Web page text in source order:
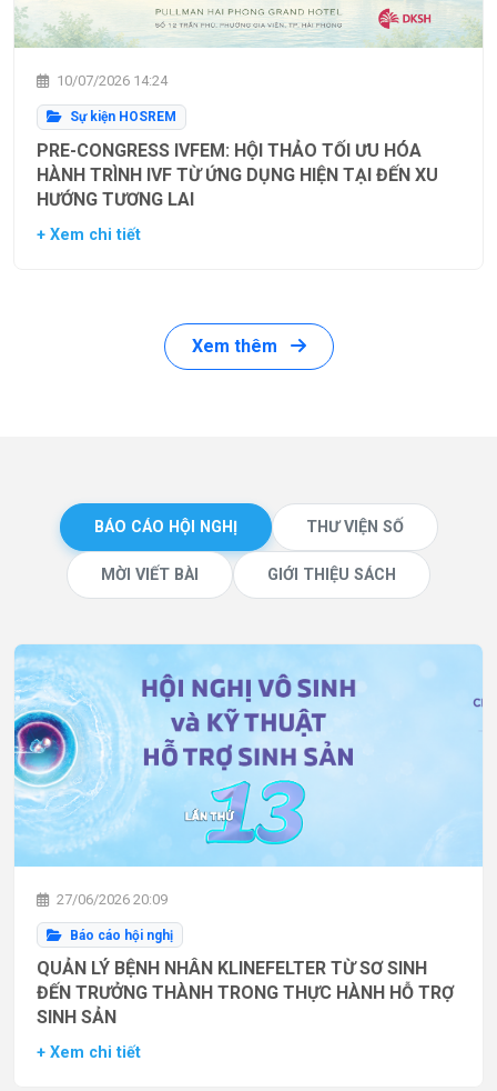
10/07/2026 14:24
Sự kiện HOSREM
PRE-CONGRESS IVFEM: HỘI THẢO TỐI ƯU HÓA
HÀNH TRÌNH IVF TỪ ỨNG DỤNG HIỆN TẠI ĐẾN XU
HƯỚNG TƯƠNG LAI
+ Xem chi tiết
Xem thêm
BÁO CÁO HỘI NGHỊ THƯ VIỆN SỐ
MỜI VIẾT BÀI GIỚI THIỆU SÁCH
27/06/2026 20:09
Báo cáo hội nghị
QUẢN LÝ BỆNH NHÂN KLINEFELTER TỪ SƠ SINH
ĐẾN TRƯỞNG THÀNH TRONG THỰC HÀNH HỖ TRỢ
SINH SẢN
+ Xem chi tiết